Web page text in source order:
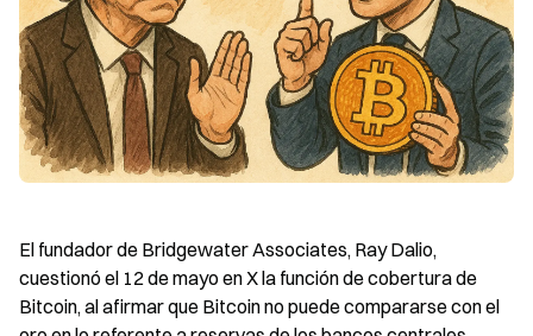
El fundador de Bridgewater Associates, Ray Dalio,
cuestionó el 12 de mayo en X la función de cobertura de
Bitcoin, al afirmar que Bitcoin no puede compararse con el